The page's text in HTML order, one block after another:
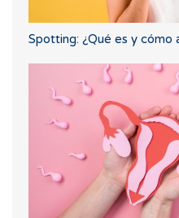
Spotting: ¿Qué es y cómo